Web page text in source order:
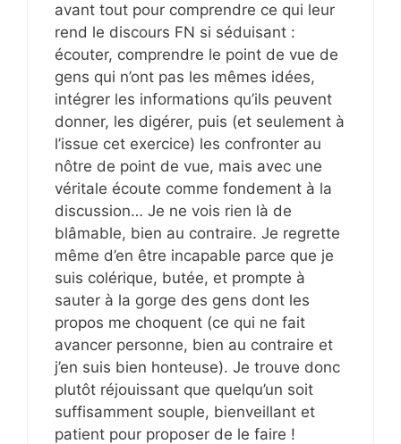
avant tout pour comprendre ce qui leur
rend le discours FN si séduisant :
écouter, comprendre le point de vue de
gens qui n’ont pas les mêmes idées,
intégrer les informations qu’ils peuvent
donner, les digérer, puis (et seulement à
l’issue cet exercice) les confronter au
nôtre de point de vue, mais avec une
véritale écoute comme fondement à la
discussion… Je ne vois rien là de
blâmable, bien au contraire. Je regrette
même d’en être incapable parce que je
suis colérique, butée, et prompte à
sauter à la gorge des gens dont les
propos me choquent (ce qui ne fait
avancer personne, bien au contraire et
j’en suis bien honteuse). Je trouve donc
plutôt réjouissant que quelqu’un soit
suffisamment souple, bienveillant et
patient pour proposer de le faire !